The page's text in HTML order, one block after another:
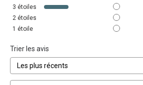
3 étoiles
2 étoiles
1 étoile
Trier les avis